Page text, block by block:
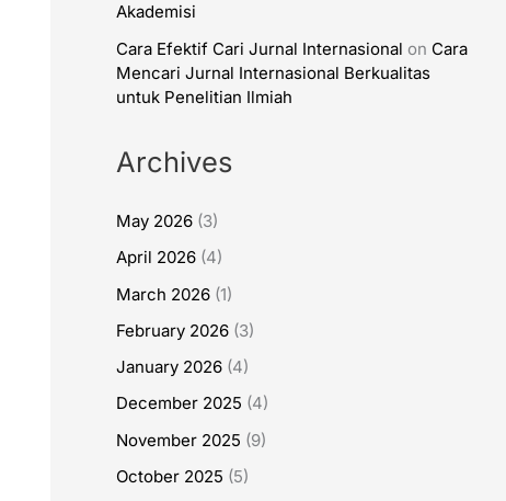
Akademisi
Cara Efektif Cari Jurnal Internasional on Cara
Mencari Jurnal Internasional Berkualitas
untuk Penelitian Ilmiah
Archives
May 2026 (3)
April 2026 (4)
March 2026 (1)
February 2026 (3)
January 2026 (4)
December 2025 (4)
November 2025 (9)
October 2025 (5)